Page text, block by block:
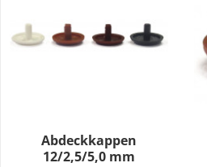
Abdeckkappen
12/2,5/5,0 mm